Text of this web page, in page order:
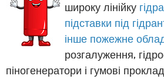
широку лінійку
підставки під
інше пожежне
розгалуження,
піногенератори і гумові